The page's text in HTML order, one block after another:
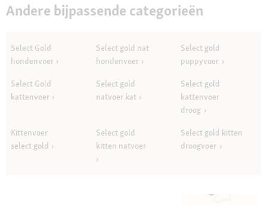
Andere bijpassende categorieën
Select Gold
hondenvoer
Select gold nat
hondenvoer
Select gold
puppyvoer
Select Gold
kattenvoer
Select gold
natvoer kat
Select gold
kattenvoer
droog
Kittenvoer
select gold
Select gold
kitten natvoer
Select gold kitten
droogvoer